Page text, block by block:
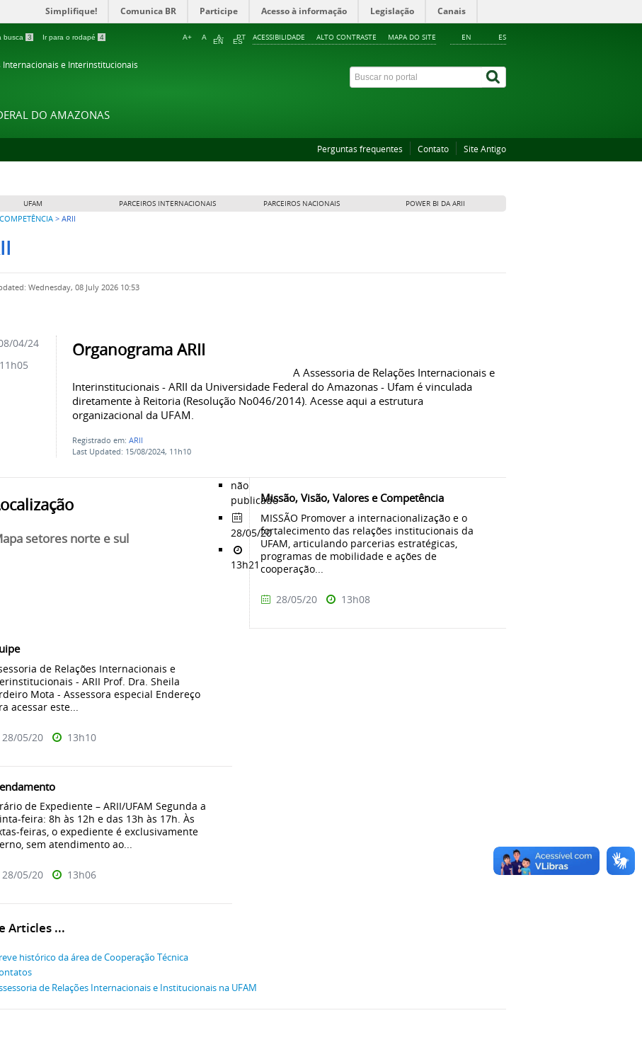
Simplifique! Comunica BR Participe Acesso à informação Legislação Canais
busca 3 Ir para o rodapé 4 EN ES
ACESSIBILIDADE ALTO CONTRASTE MAPA DO SITE
A+ A A- PT
EN ES
Internacionais e Interinstitucionais
DO AMAZONAS
Perguntas frequentes Contato Site Antigo
UFAM PARCEIROS INTERNACIONAIS PARCEIROS NACIONAIS POWER BI DA ARII
> ARII
Wednesday, 08 July 2026 10:53
Organograma ARII
A Assessoria de Relações Internacionais e
Interinstitucionais - ARII da Universidade Federal do Amazonas - Ufam é vinculada
diretamente à Reitoria (Resolução No046/2014). Acesse aqui a estrutura
organizacional da UFAM.
Registrado em:ARII
Last Updated: 15/08/2024, 11h10
04/24
11h05
setores norte e sul
não
publicado
28/05/20
13h21
Missão, Visão, Valores e Competência
MISSÃO Promover a internacionalização e o
fortalecimento das relações institucionais da
UFAM, articulando parcerias estratégicas,
programas de mobilidade e ações de
cooperação...
28/05/20 13h08
de Relações Internacionais e
- ARII Prof. Dra. Sheila
Mota - Assessora especial Endereço
acessar este...
28/05/20 13h10
de Expediente – ARII/UFAM Segunda a
feira: 8h às 12h e das 13h às 17h. Às
feiras, o expediente é exclusivamente
sem atendimento ao...
28/05/20 13h06
Articles ...
histórico da área de Cooperação Técnica
de Relações Internacionais e Institucionais na UFAM